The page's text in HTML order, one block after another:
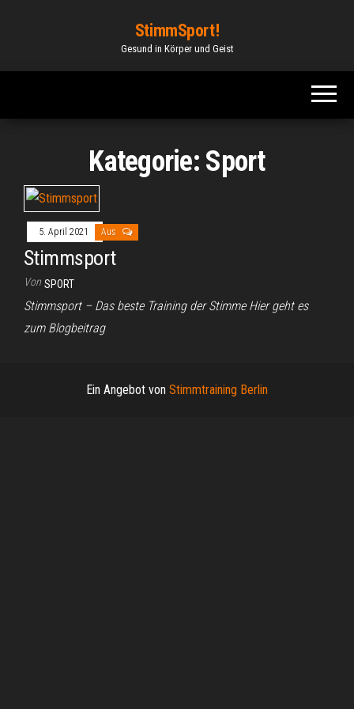
StimmSport!
Gesund in Körper und Geist
Kategorie: Sport
5. April 2021 Aus
Stimmsport
Von SPORT
Stimmsport – Das beste Training der Stimme Hier geht es
zum Blogbeitrag
Ein Angebot von Stimmtraining Berlin